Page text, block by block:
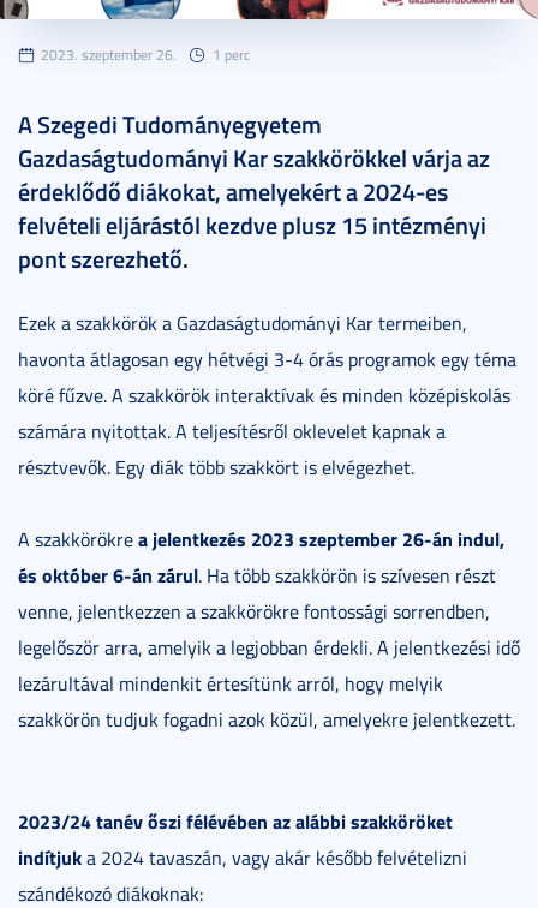
2023. szeptember 26. 1 perc
A Szegedi Tudományegyetem
Gazdaságtudományi Kar szakkörökkel várja az
érdeklődő diákokat, amelyekért a 2024-es
felvételi eljárástól kezdve plusz 15 intézményi
pont szerezhető.
Ezek a szakkörök a Gazdaságtudományi Kar termeiben,
havonta átlagosan egy hétvégi 3-4 órás programok egy téma
köré fűzve. A szakkörök interaktívak és minden középiskolás
számára nyitottak. A teljesítésről oklevelet kapnak a
résztvevők. Egy diák több szakkört is elvégezhet.
A szakkörökrea jelentkezés 2023 szeptember 26-án indul,
és október 6-án zárul. Ha több szakkörön is szívesen részt
venne, jelentkezzen a szakkörökre fontossági sorrendben,
legelőször arra, amelyik a legjobban érdekli. A jelentkezési idő
lezárultával mindenkit értesítünk arról, hogy melyik
szakkörön tudjuk fogadni azok közül, amelyekre jelentkezett.
2023/24 tanév őszi félévében az alábbi szakköröket
indítjuka 2024 tavaszán, vagy akár később felvételizni
szándékozó diákoknak: